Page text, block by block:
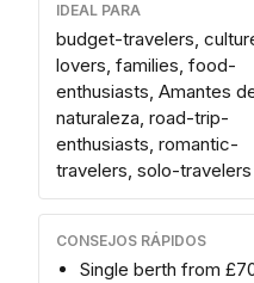
IDEAL PARA
budget-travelers,
lovers, families, food-
enthusiasts, Amantes
naturaleza, road-trip-
enthusiasts, romantic-
travelers, solo-travelers
CONSEJOS RÁPIDOS
Single berth from